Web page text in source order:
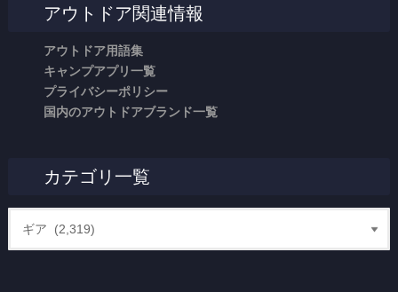
アウトドア関連情報
アウトドア用語集
キャンプアプリ一覧
プライバシーポリシー
国内のアウトドアブランド一覧
カテゴリ一覧